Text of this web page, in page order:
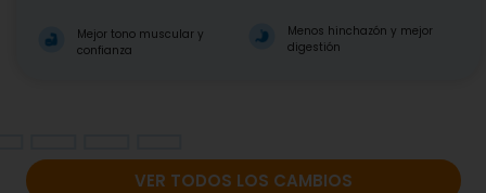
Mejor tono muscular y
confianza
Menos hinchazón y mejor
digestión
VER TODOS LOS CAMBIOS